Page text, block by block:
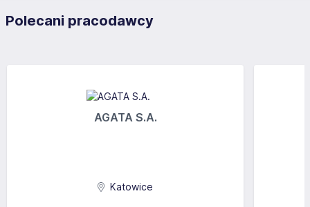
Polecani pracodawcy
AGATA S.A.
Katowice